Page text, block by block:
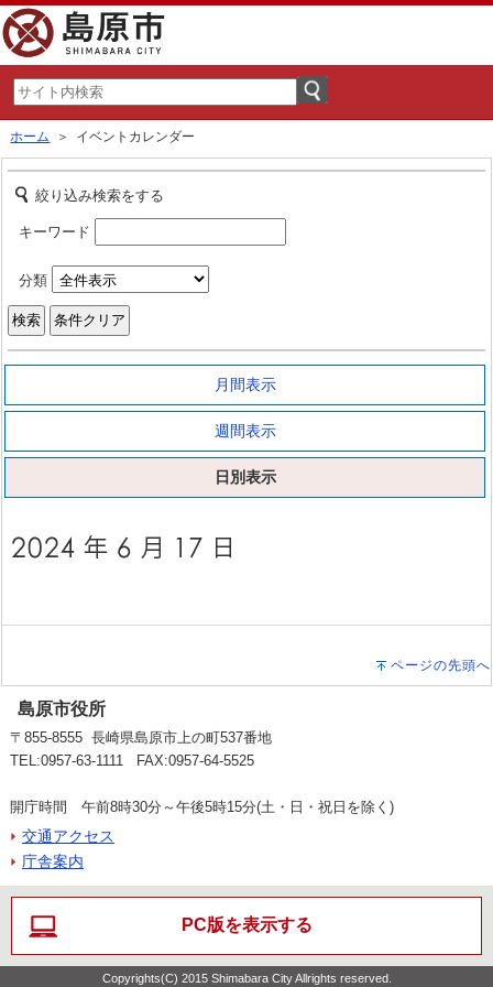
ホーム ＞ イベントカレンダー
絞り込み検索をする
キーワード
分類
月間表示
週間表示
日別表示
ページの先頭へ
島原市役所
〒855-8555 長崎県島原市上の町537番地
TEL:0957-63-1111 FAX:0957-64-5525
開庁時間 午前8時30分～午後5時15分(土・日・祝日を除く)
交通アクセス
庁舎案内
PC版を表示する
Copyrights(C) 2015 Shimabara City Allrights reserved.